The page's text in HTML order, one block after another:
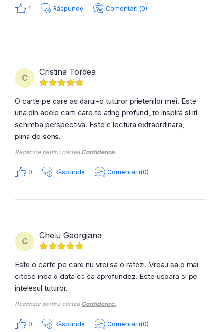
1 Răspunde Comentarii(0)
C
Cristina Tordea
O carte pe care as darui-o tuturor prietenilor mei. Este
una din acele carti care te ating profund, te inspira si iti
schimba perspectiva. Este o lectura extraordinara,
plina de sens.
Recenzie pentru cartea Confidence.
0 Răspunde Comentarii(0)
C
Chelu Georgiana
Este o carte pe care nu vrei sa o ratezi. Vreau sa o mai
citesc inca o data ca sa aprofundez. Este usoara si pe
intelesul tuturor.
Recenzie pentru cartea Confidence.
0 Răspunde Comentarii(0)